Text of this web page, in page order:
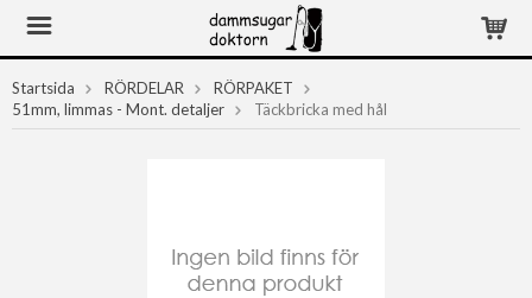
Startsida RÖRDELAR
RÖRPAKET
51mm, limmas - Mont. detaljer
Täckbricka med hål